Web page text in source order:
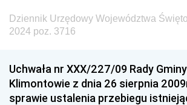
Dziennik Urzędowy Województwa
2024 poz. 3716
Uchwała nr XXX/227/09 Rady
Klimontowie z dnia 26 sierpnia
sprawie ustalenia przebiegu